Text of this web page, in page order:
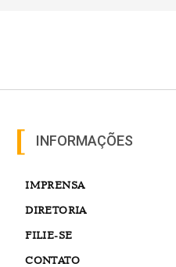
INFORMAÇÕES
IMPRENSA
DIRETORIA
FILIE-SE
CONTATO